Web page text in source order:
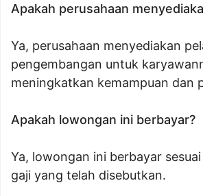
Apakah perusahaan
Ya, perusahaan menyediakan
pengembangan untuk
meningkatkan kemampuan dan
Apakah lowongan ini berbayar?
Ya, lowongan ini berbayar
gaji yang telah disebutkan.